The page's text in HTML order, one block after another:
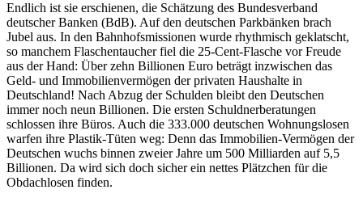
Endlich ist sie erschienen, die Schätzung des Bundesverband
deutscher Banken (BdB). Auf den deutschen Parkbänken brach
Jubel aus. In den Bahnhofsmissionen wurde rhythmisch geklatscht,
so manchem Flaschentaucher fiel die 25-Cent-Flasche vor Freude
aus der Hand: Über zehn Billionen Euro beträgt inzwischen das
Geld- und Immobilienvermögen der privaten Haushalte in
Deutschland! Nach Abzug der Schulden bleibt den Deutschen
immer noch neun Billionen. Die ersten Schuldnerberatungen
schlossen ihre Büros. Auch die 333.000 deutschen Wohnungslosen
warfen ihre Plastik-Tüten weg: Denn das Immobilien-Vermögen der
Deutschen wuchs binnen zweier Jahre um 500 Milliarden auf 5,5
Billionen. Da wird sich doch sicher ein nettes Plätzchen für die
Obdachlosen finden.